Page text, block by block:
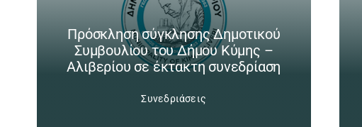
Πρόσκληση σύγκλησης Δημοτικού
Συμβουλίου του Δήμου Κύμης –
Αλιβερίου σε έκτακτη συνεδρίαση
Συνεδριάσεις